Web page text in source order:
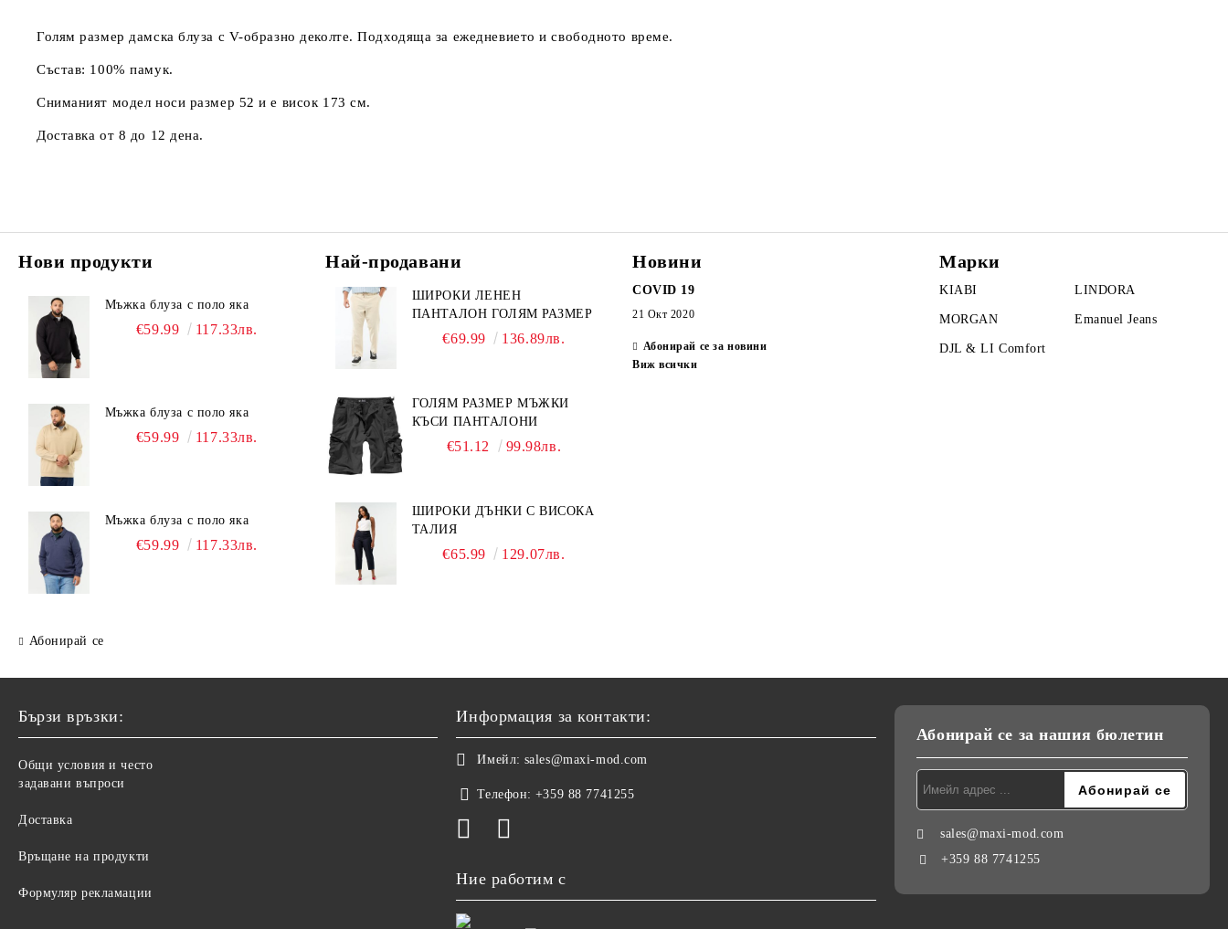
Голям размер дамска блуза с V-образно деколте. Подходяща за ежедневието и свободното време.
Състав: 100% памук.
Сниманият модел носи размер 52 и е висок 173 см.
Доставка от 8 до 12 дена.
Нови продукти
Мъжка блуза с поло яка
€59.99 117.33лв.
Мъжка блуза с поло яка
€59.99 117.33лв.
Мъжка блуза с поло яка
€59.99 117.33лв.
Абонирай се
Най-продавани
ШИРОКИ ЛЕНЕН
ПАНТАЛОН ГОЛЯМ РАЗМЕР
€69.99 136.89лв.
ГОЛЯМ РАЗМЕР МЪЖКИ
КЪСИ ПАНТАЛОНИ
€51.12 99.98лв.
ШИРОКИ ДЪНКИ С ВИСОКА
ТАЛИЯ
€65.99 129.07лв.
Новини
COVID 19
21 Окт 2020
Абонирай се за новини
Виж всички
Марки
KIABI LINDORA
MORGAN Emanuel Jeans
DJL & LI Comfort
Бързи връзки:
Общи условия и често
задавани въпроси
Доставка
Връщане на продукти
Формуляр рекламации
Информация за контакти:
Имейл: sales@maxi-mod.com
Телефон: +359 88 7741255
Ние работим с
Абонирай се за нашия бюлетин
sales@maxi-mod.com
+359 88 7741255